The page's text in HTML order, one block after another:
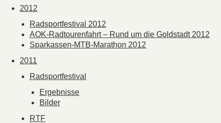
2012
Radsportfestival 2012
AOK-Radtourenfahrt – Rund um die Goldstadt 2012
Sparkassen-MTB-Marathon 2012
2011
Radsportfestival
Ergebnisse
Bilder
RTF